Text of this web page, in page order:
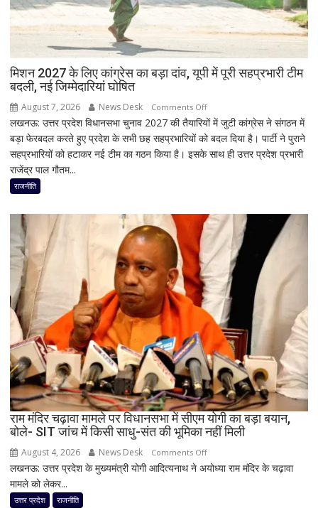
दी
मिशन 2027 के लिए कांग्रेस का बड़ा दांव, यूपी में पूरी सहप्रभारी टीम
बदली, नई जिम्मेदारियां घोषित
August 7, 2026 News Desk Comments Offon
मिशन
2027
के
बड़ा
दांव,
यूपी
में
पूरी
सहप्रभारी
टीम
बदली,
नई
जिम्मेदारियां
घोषित
लखनऊ: उत्तर प्रदेश विधानसभा चुनाव 2027 की तैयारियों में जुटी कांग्रेस ने संगठन में
बड़ा फेरबदल करते हुए प्रदेश के सभी छह सहप्रभारियों को बदल दिया है। पार्टी ने पुराने
सहप्रभारियों को हटाकर नई टीम का गठन किया है। इसके साथ ही उत्तर प्रदेश प्रभारी
राजेंद्र पाल गौतम...
राजनीति
राम मंदिर चढ़ावा मामले पर विधानसभा में सीएम योगी का बड़ा बयान,
बोले- SIT जांच में किसी साधु-संत की भूमिका नहीं मिली
August 4, 2026 News Desk Comments Offon
राम
लखनऊ: उत्तर प्रदेश के मुख्यमंत्री योगी आदित्यनाथ ने अयोध्या राम मंदिर के चढ़ावा
मामले को लेकर...
उत्तर प्रदेश राजनीति